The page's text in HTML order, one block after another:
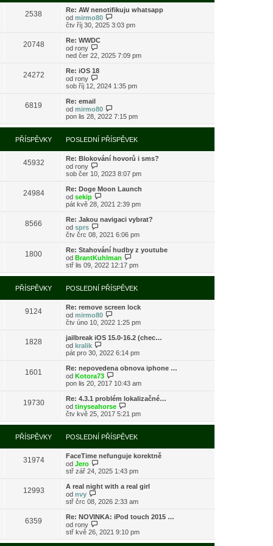
s
l
e
d
ř
í
ě
v
k
i
t
p
o
d
ř
í
p
ě
v
e
2538
Re: AW nenotifikuju whatsapp
od mirmo80
o
z
i
o
s
n
í
ř
s
p
ě
v
k
čtv říj 30, 2025 3:03 pm
20748
Re: WWDC
od rony
o
r
z
i
p
o
s
l
e
d
í
ř
s
p
ě
v
k
ned čer 22, 2025 7:09 pm
24272
Re: iOS 18
od rony
o
a
z
i
t
p
o
s
l
d
í
p
ř
í
p
ě
v
e
k
sob říj 12, 2024 1:35 pm
6819
Re: email
od mirmo80
o
r
a
z
i
t
o
l
d
í
p
ř
í
s
p
ě
v
e
pon lis 28, 2022 7:15 pm
PŘÍSPĚVKY POSLEDNÍ PŘÍSPĚVEK
45932
Re: Blokování hovorů i sms?
od rony
o
r
a
z
p
o
s
e
d
n
í
ř
p
ě
v
k
sob čer 10, 2023 8:07 pm
24984
Re: Doge Moon Launch
od sekip
o
r
z
i
t
p
o
s
l
d
í
p
ř
í
s
p
ě
v
k
pát kvě 28, 2021 2:39 pm
8566
Re: Jakou navigaci vybrat?
od sprs
o
r
a
z
i
t
p
o
s
l
e
d
í
p
ř
í
p
ě
v
k
čtv črc 08, 2021 6:06 pm
1800
Re: Stahování hudby z youtube
od BrantKuhlman
o
r
a
z
i
t
o
l
d
í
ř
í
p
v
e
stř lis 09, 2022 12:17 pm
PŘÍSPĚVKY POSLEDNÍ PŘÍSPĚVEK
9124
Re: remove screen lock
od mirmo80
o
r
z
i
p
o
s
l
e
d
n
í
ř
p
ě
v
k
čtv úno 10, 2022 1:25 pm
1828
jailbreak iOS 15.0-16.2 (chec…
od kralik
o
r
a
z
i
p
o
s
l
d
í
ř
í
p
ě
v
k
pát pro 30, 2022 6:14 pm
1601
Re: nepovedena obnova iphone …
od Kotora73
o
r
a
z
t
p
o
s
l
d
í
ř
í
s
p
ě
v
e
pon lis 20, 2017 10:43 am
19730
Re: 4.3.1 problém lokalizačné…
od tinyseahorse
o
r
a
z
i
t
o
l
d
í
ř
í
s
čtv kvě 25, 2017 5:21 pm
PŘÍSPĚVKY POSLEDNÍ PŘÍSPĚVEK
31974
FaceTime nefunguje korektně
od Jero
o
r
z
i
t
p
o
s
l
stř zář 24, 2025 1:43 pm
12993
A real night with a real girl
od nvy
o
r
a
z
t
stř črc 08, 2026 2:33 am
6359
Re: NOVINKA: iPod touch 2015 …
od rony
o
stř kvě 26, 2021 9:10 pm